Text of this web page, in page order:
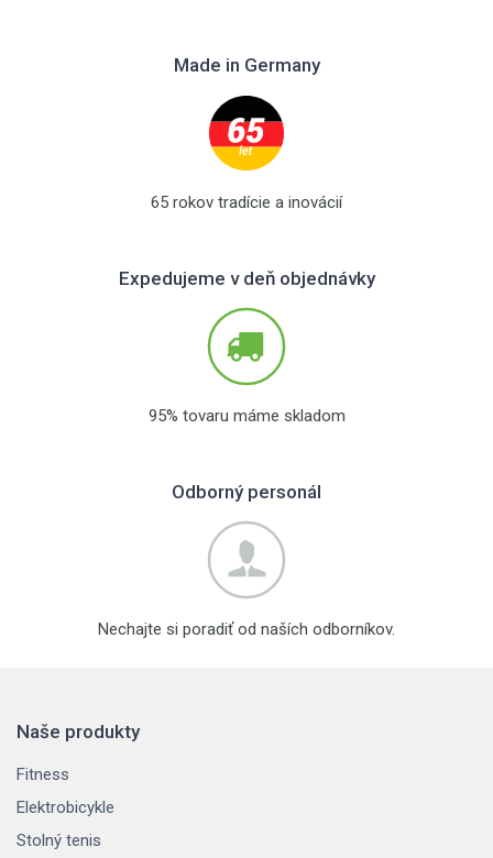
Made in Germany
65 rokov tradície a inovácií
Expedujeme v deň objednávky
95% tovaru máme skladom
Odborný personál
Nechajte si poradiť od naších odborníkov.
Naše produkty
Fitness
Elektrobicykle
Stolný tenis